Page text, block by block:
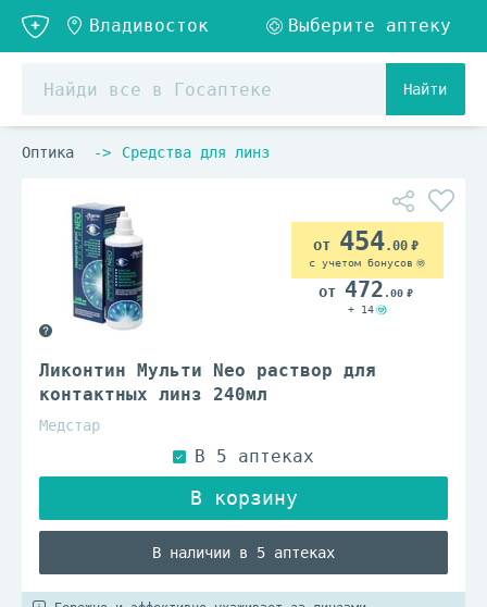
Найти
Оптика Средства для линз
Ликонтин Мульти Neo раствор для
контактных линз 240мл
Медстар
В наличии в 5 аптеках
454.00
с учетом бонусов
472 .00
+ 14